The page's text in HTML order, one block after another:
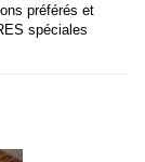
préférés et
spéciales